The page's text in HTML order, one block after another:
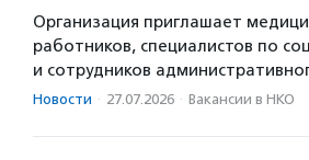
Организация приглашает
работников, специалистов по
и сотрудников
Новости · 27.07.2026 · Вакансии в НКО